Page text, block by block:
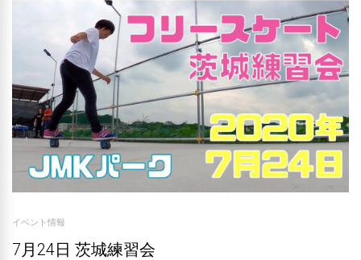
イベント情報
7月24日 茨城練習会